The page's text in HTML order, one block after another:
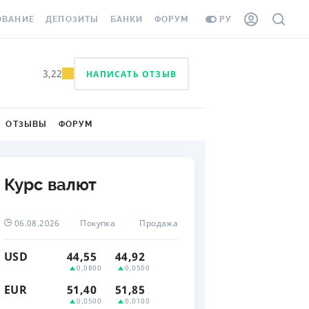
РУ
ЖИЛЬЯ ОТ
ЗАГРАНИЦУ
КАРТА
ОТ
СЛУЧАЕВ
ДЕПОЗИТЫ
ДЕПОЗИТЫ В USD
ДЕПОЗИТЫ В EUR
ВОПРОСЫ И ОТВЕТЫ
ДЕПОЗИТНЫЙ КАЛЬКУЛЯТОР
СБЕРЕЖЕНИЯМ
БАНКИ
МИКРОФИНАНСОВЫЕ
ФОРУМ
3,22 НАПИСАТЬ ОТЗЫВ
ОТЗЫВЫ ФОРУМ
Курс валют
06.08.2026 Покупка Продажа
USD 44,55
0,0800
44,92
0,0500
EUR 51,40
0,0500
51,85
0,0100